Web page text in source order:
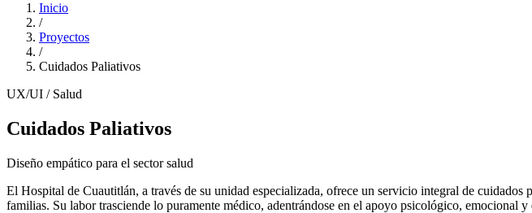
Inicio
/
Proyectos
/
Cuidados Paliativos
UX/UI / Salud
Cuidados Paliativos
Diseño empático para el sector salud
El Hospital de Cuautitlán, a través de su unidad especializada, ofrece un servicio integral de
familias. Su labor trasciende lo puramente médico, adentrándose en el apoyo psicológico, emocional